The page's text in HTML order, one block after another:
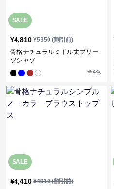
SALE
¥4,810 ¥5350(割引前)
骨格ナチュラルミドル丈プリー
ツシャツ
全4色
SALE
¥4,410 ¥4910(割引前)